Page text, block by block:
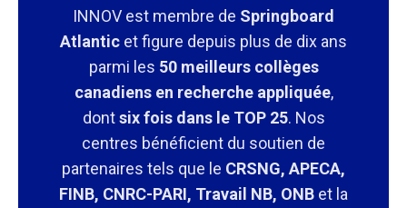
INNOV est membre de Springboard
Atlantic et figure depuis plus de dix ans
parmi les 50 meilleurs collèges
canadiens en recherche appliquée,
dontsix fois dans le TOP 25. Nos
centres bénéficient du soutien de
partenaires tels que le CRSNG, APECA,
FINB, CNRC-PARI, Travail NB, ONB et la